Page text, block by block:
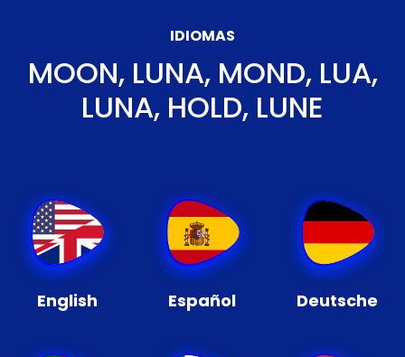
IDIOMAS
MOON, LUNA, MOND, LUA,
LUNA, HOLD, LUNE
English Español Deutsche